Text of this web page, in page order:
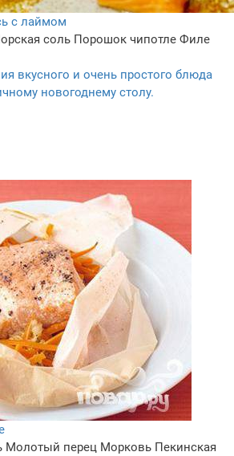
с лаймом
соль Порошок чипотле Филе
вкусного и очень простого блюда
новогоднему столу.
Молотый перец Морковь Пекинская